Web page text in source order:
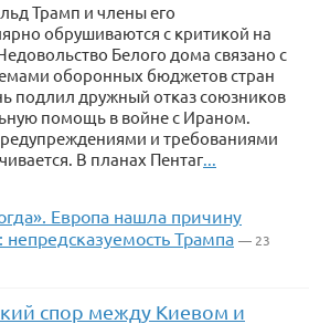
Трамп и члены его
обрушиваются с критикой на
Белого дома связано с
оборонных бюджетов стран
подлил дружный отказ союзников
помощь в войне с Ираном.
и требованиями
В планах Пентаг...
Европа нашла причину
Трампа — 23
спор между Киевом и